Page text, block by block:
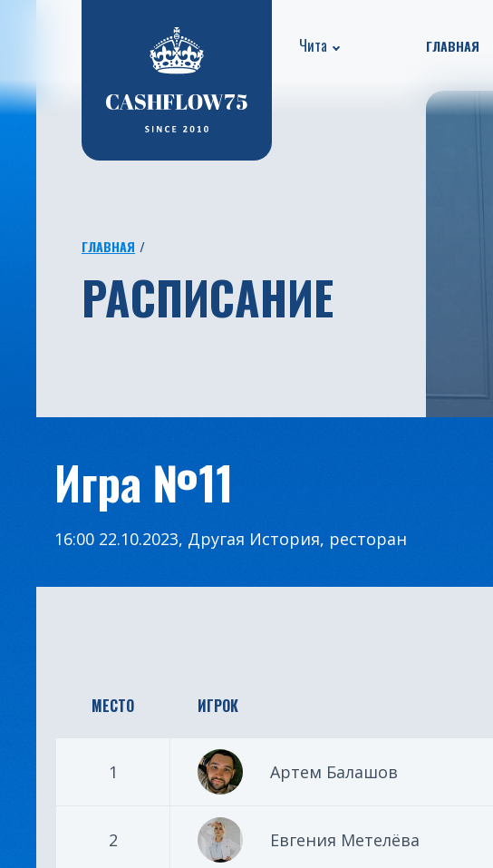
Чита ГЛАВНАЯ
ГЛАВНАЯ
РАСПИСАНИЕ
Игра №11
16:00 22.10.2023, Другая История, ресторан
МЕСТО ИГРОК
1 Артем Балашов
2 Евгения Метелёва